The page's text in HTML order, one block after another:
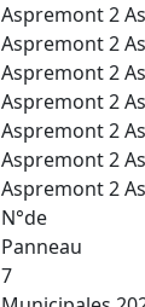
Aspremont 2
Aspremont 2
Aspremont 2
Aspremont 2
Aspremont 2
Aspremont 2
Aspremont 2
N°de
Panneau
7